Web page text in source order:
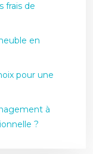
frais de
en
pour une
à
?